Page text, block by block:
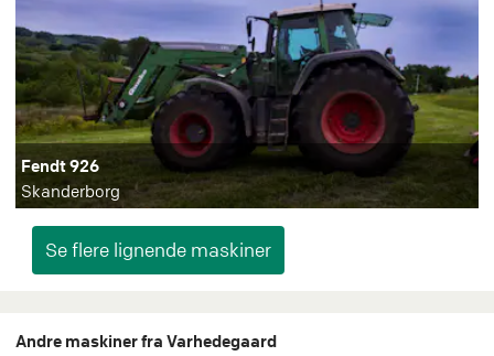
Fendt 926
Skanderborg
Andre maskiner fra Varhedegaard